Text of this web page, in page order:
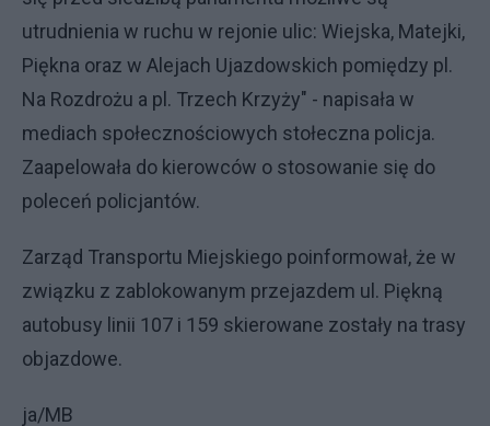
utrudnienia w ruchu w rejonie ulic: Wiejska, Matejki,
Piękna oraz w Alejach Ujazdowskich pomiędzy pl.
Na Rozdrożu a pl. Trzech Krzyży" - napisała w
mediach społecznościowych stołeczna policja.
Zaapelowała do kierowców o stosowanie się do
poleceń policjantów.
Zarząd Transportu Miejskiego poinformował, że w
związku z zablokowanym przejazdem ul. Piękną
autobusy linii 107 i 159 skierowane zostały na trasy
objazdowe.
ja/MB